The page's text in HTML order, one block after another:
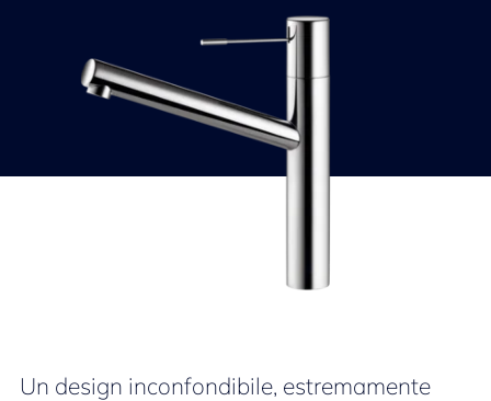
Un design inconfondibile, estremamente